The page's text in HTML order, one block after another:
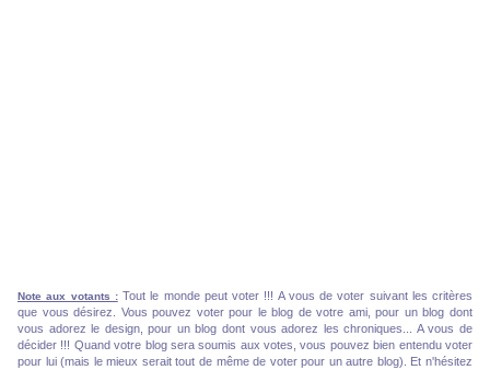
Note aux votants :Tout le monde peut voter !!! A vous de voter suivant les critères
que vous désirez. Vous pouvez voter pour le blog de votre ami, pour un blog dont
vous adorez le design, pour un blog dont vous adorez les chroniques... A vous de
décider !!! Quand votre blog sera soumis aux votes, vous pouvez bien entendu voter
pour lui (mais le mieux serait tout de même de voter pour un autre blog). Et n'hésitez